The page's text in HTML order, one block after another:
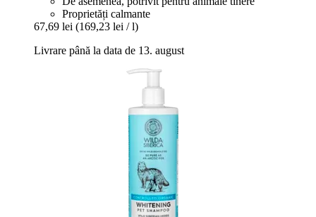
Proprietăți calmante
67,69 lei (169,23 lei / l)
Livrare până la data de 13. august